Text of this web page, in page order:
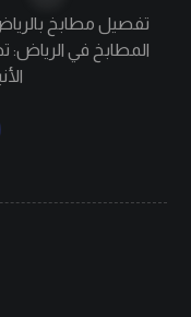
تفصيل مطابخ
المطابخ في الرياض: